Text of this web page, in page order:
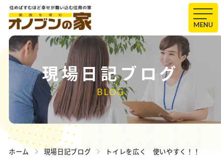
MENU
現場日記ブログ
BLOG
ホーム 現場日記ブログ トイレを広く 使いやすく！！